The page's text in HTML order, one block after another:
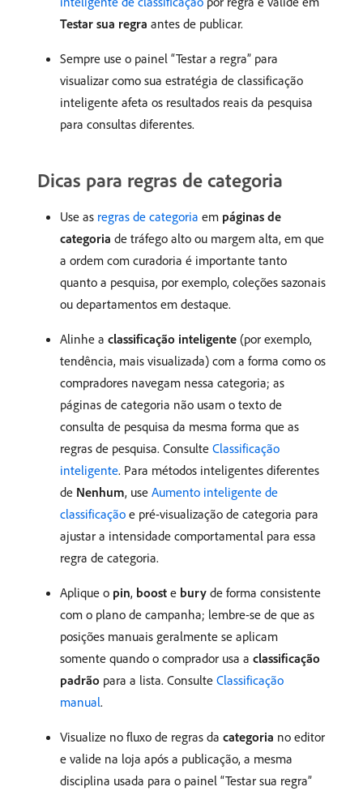
Testar sua regra antes de publicar.
Sempre use o painel “Testar a regra” para
visualizar como sua estratégia de classificação
inteligente afeta os resultados reais da pesquisa
para consultas diferentes.
Dicas para regras de categoria
Use as regras de categoria em páginas de
categoria de tráfego alto ou margem alta, em que
a ordem com curadoria é importante tanto
quanto a pesquisa, por exemplo, coleções sazonais
ou departamentos em destaque.
Alinhe a classificação inteligente (por exemplo,
tendência, mais visualizada) com a forma como os
compradores navegam nessa categoria; as
páginas de categoria não usam o texto de
consulta de pesquisa da mesma forma que as
regras de pesquisa. Consulte Classificação
inteligente. Para métodos inteligentes diferentes
de Nenhum, use Aumento inteligente de
classificação e pré-visualização de categoria para
ajustar a intensidade comportamental para essa
regra de categoria.
Aplique o pin, boost e bury de forma consistente
com o plano de campanha; lembre-se de que as
posições manuais geralmente se aplicam
somente quando o comprador usa a classificação
padrão para a lista. Consulte Classificação
manual.
Visualize no fluxo de regras da categoria no editor
e valide na loja após a publicação, a mesma
disciplina usada para o painel “Testar sua regra”